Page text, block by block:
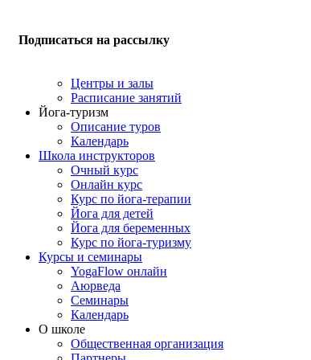
Подписаться на рассылку
Центры и залы
Расписание занятий
Йога-туризм
Описание туров
Календарь
Школа инструкторов
Очный курс
Онлайн курс
Курс по йога-терапии
Йога для детей
Йога для беременных
Курс по йога-туризму
Курсы и семинары
YogaFlow онлайн
Аюрведа
Семинары
Календарь
О школе
Общественная организация